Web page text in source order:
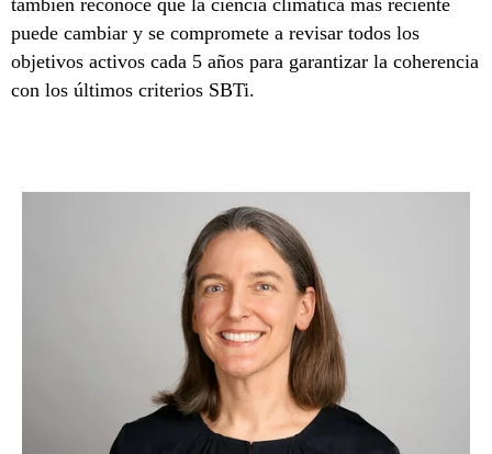
puede cambiar y se compromete a revisar todos los
objetivos activos cada 5 años para garantizar la coherencia
con los últimos criterios SBTi.